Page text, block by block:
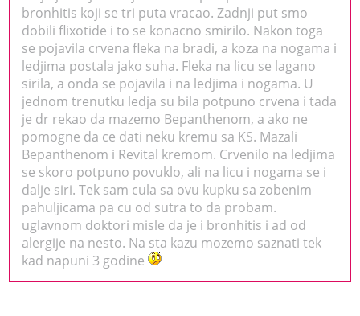
bronhitis koji se tri puta vracao. Zadnji put smo
dobili flixotide i to se konacno smirilo. Nakon toga
se pojavila crvena fleka na bradi, a koza na nogama i
ledjima postala jako suha. Fleka na licu se lagano
sirila, a onda se pojavila i na ledjima i nogama. U
jednom trenutku ledja su bila potpuno crvena i tada
je dr rekao da mazemo Bepanthenom, a ako ne
pomogne da ce dati neku kremu sa KS. Mazali
Bepanthenom i Revital kremom. Crvenilo na ledjima
se skoro potpuno povuklo, ali na licu i nogama se i
dalje siri. Tek sam cula sa ovu kupku sa zobenim
pahuljicama pa cu od sutra to da probam.
uglavnom doktori misle da je i bronhitis i ad od
alergije na nesto. Na sta kazu mozemo saznati tek
kad napuni 3 godine